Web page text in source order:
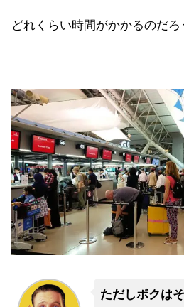
どれくらい時間がかかるのだろ
ただしボクは